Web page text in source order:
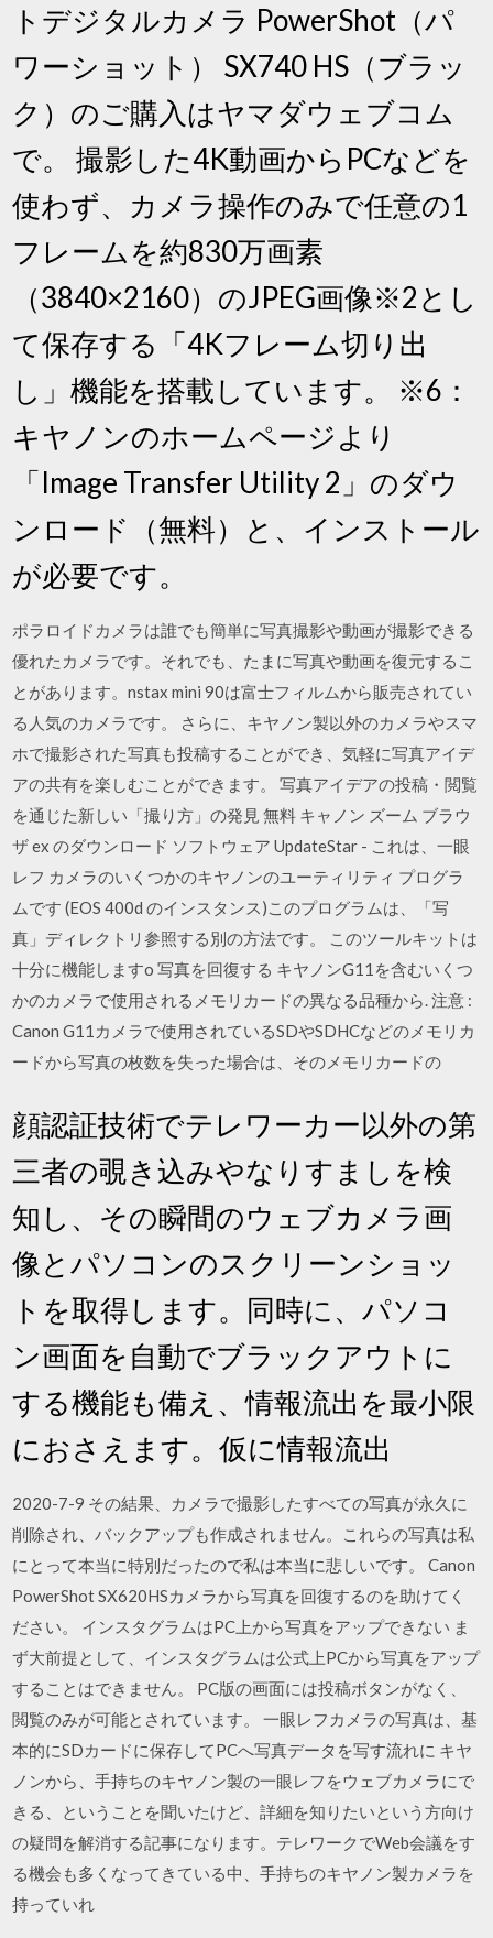
トデジタルカメラ PowerShot（パ
ワーショット） SX740 HS（ブラッ
ク）のご購入はヤマダウェブコム
で。 撮影した4K動画からPCなどを
使わず、カメラ操作のみで任意の1
フレームを約830万画素
（3840×2160）のJPEG画像※2とし
て保存する「4Kフレーム切り出
し」機能を搭載しています。 ※6：
キヤノンのホームページより
「Image Transfer Utility 2」のダウ
ンロード（無料）と、インストール
が必要です。
ポラロイドカメラは誰でも簡単に写真撮影や動画が撮影できる
優れたカメラです。それでも、たまに写真や動画を復元するこ
とがあります。nstax mini 90は富士フィルムから販売されてい
る人気のカメラです。 さらに、キヤノン製以外のカメラやスマ
ホで撮影された写真も投稿することができ、気軽に写真アイデ
アの共有を楽しむことができます。 写真アイデアの投稿・閲覧
を通じた新しい「撮り方」の発見 無料 キャノン ズーム ブラウ
ザ ex のダウンロード ソフトウェア UpdateStar - これは、一眼
レフ カメラのいくつかのキヤノンのユーティリティ プログラ
ムです (EOS 400d のインスタンス)このプログラムは、「写
真」ディレクトリ参照する別の方法です。 このツールキットは
十分に機能しますo 写真を回復する キヤノンG11を含むいくつ
かのカメラで使用されるメモリカードの異なる品種から. 注意 :
Canon G11カメラで使用されているSDやSDHCなどのメモリカ
ードから写真の枚数を失った場合は、そのメモリカードの
顔認証技術でテレワーカー以外の第
三者の覗き込みやなりすましを検
知し、その瞬間のウェブカメラ画
像とパソコンのスクリーンショッ
トを取得します。同時に、パソコ
ン画面を自動でブラックアウトに
する機能も備え、情報流出を最小限
におさえます。仮に情報流出
2020-7-9 その結果、カメラで撮影したすべての写真が永久に
削除され、バックアップも作成されません。これらの写真は私
にとって本当に特別だったので私は本当に悲しいです。 Canon
PowerShot SX620HSカメラから写真を回復するのを助けてく
ださい。 インスタグラムはPC上から写真をアップできない ま
ず大前提として、インスタグラムは公式上PCから写真をアップ
することはできません。 PC版の画面には投稿ボタンがなく、
閲覧のみが可能とされています。 一眼レフカメラの写真は、基
本的にSDカードに保存してPCへ写真データを写す流れに キヤ
ノンから、手持ちのキヤノン製の一眼レフをウェブカメラにで
きる、ということを聞いたけど、詳細を知りたいという方向け
の疑問を解消する記事になります。テレワークでWeb会議をす
る機会も多くなってきている中、手持ちのキヤノン製カメラを
持っていれ